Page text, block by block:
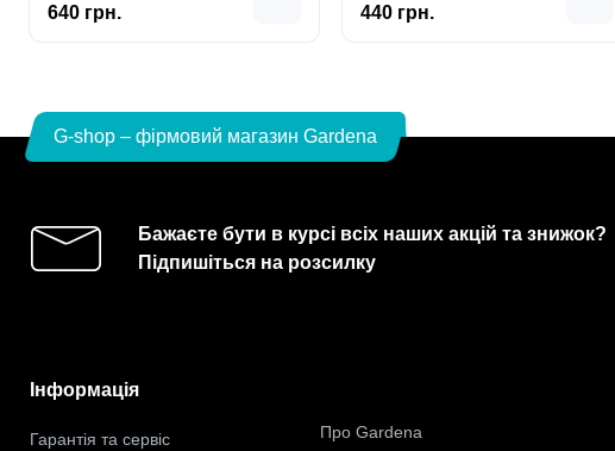
640 грн. 440 грн.
G-shop – фірмовий магазин Gardena
Бажаєте бути в курсі всіх наших акцій та знижок?
Підпишіться на розсилку
Інформація
Гарантія та сервіс
Про Gardena